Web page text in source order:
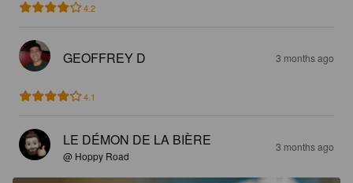
4.2
GEOFFREY D 3 months ago
4.1
LE DÉMON DE LA BIÈRE
@ Hoppy Road
3 months ago